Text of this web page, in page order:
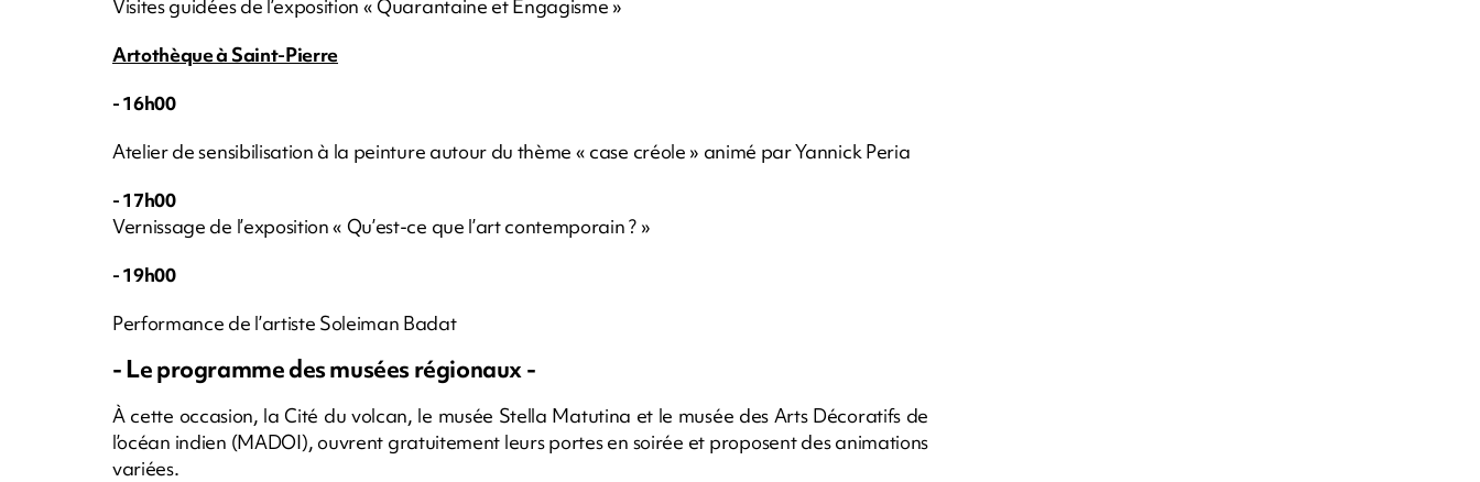
Visites guidées de l’exposition « Quarantaine et Engagisme »
Artothèque à Saint-Pierre
- 16h00
Atelier de sensibilisation à la peinture autour du thème « case créole » animé par Yannick Peria
- 17h00
Vernissage de l’exposition « Qu’est-ce que l’art contemporain ? »
- 19h00
Performance de l’artiste Soleiman Badat
- Le programme des musées régionaux -
À cette occasion, la Cité du volcan, le musée Stella Matutina et le musée des Arts Décoratifs de
l’océan indien (MADOI), ouvrent gratuitement leurs portes en soirée et proposent des animations
variées.